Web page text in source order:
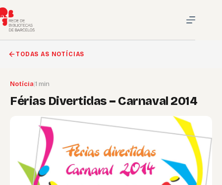
para
o
conteúdo
TODAS AS NOTÍCIAS
Notícia|1 min
Férias Divertidas – Carnaval 2014